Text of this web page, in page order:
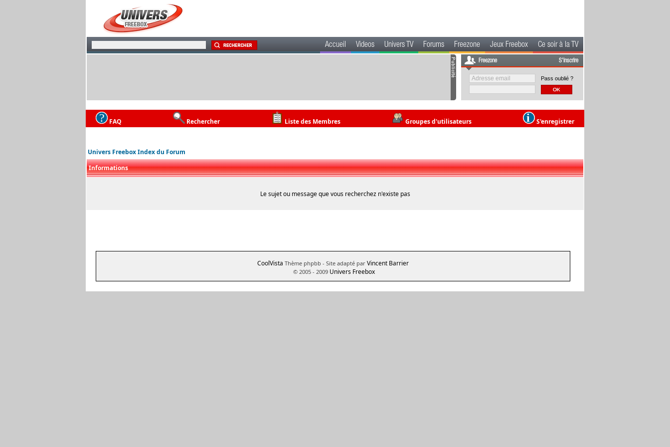
Accueil Videos Univers TV Forums Freezone Jeux Freebox Ce soir à la TV
Freezone S'inscrire
Pass oublié ?
FAQ Rechercher Liste des Membres Groupes d'utilisateurs S'enregistrer
Univers Freebox Index du Forum
Informations
Le sujet ou message que vous recherchez n'existe pas
CoolVista Thème phpbb - Site adapté par Vincent Barrier
© 2005 - 2009 Univers Freebox